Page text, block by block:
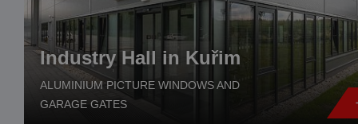
Industry Hall in Kuřim
ALUMINIUM PICTURE WINDOWS AND
GARAGE GATES